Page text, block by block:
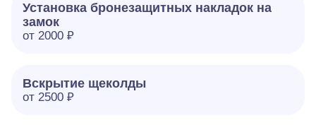
Установка бронезащитных накладок на
замок
от 2000 ₽
Вскрытие щеколды
от 2500 ₽